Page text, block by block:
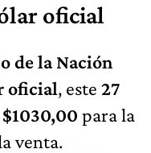
oficial
de la Nación
oficial, este 27
$1030,00 para la
venta.